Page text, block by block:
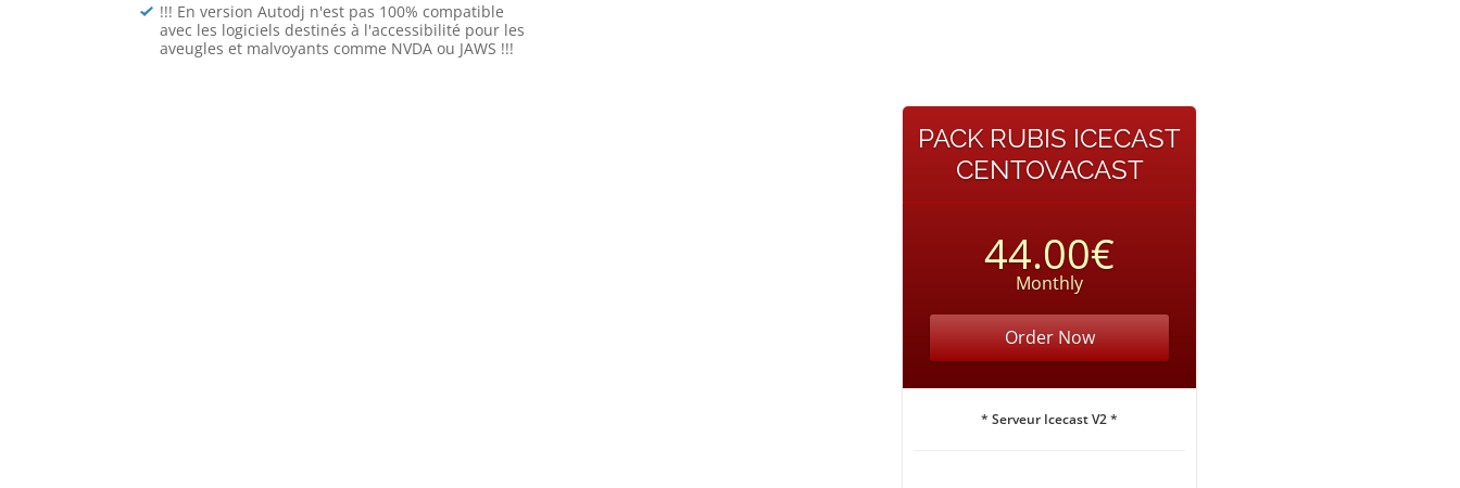
!!! En version Autodj n'est pas 100% compatible
avec les logiciels destinés à l'accessibilité pour les
aveugles et malvoyants comme NVDA ou JAWS !!!
PACK RUBIS ICECAST
CENTOVACAST
44.00€
Monthly
Order Now
* Serveur Icecast V2 *